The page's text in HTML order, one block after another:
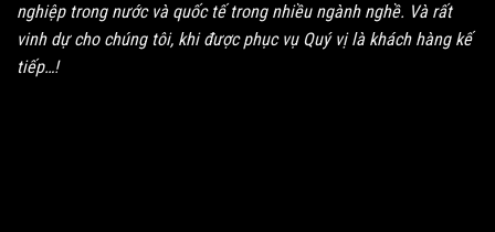
nghiệp trong nước và quốc tế trong nhiều ngành nghề. Và rất
vinh dự cho chúng tôi, khi được phục vụ Quý vị là khách hàng kế
tiếp…!